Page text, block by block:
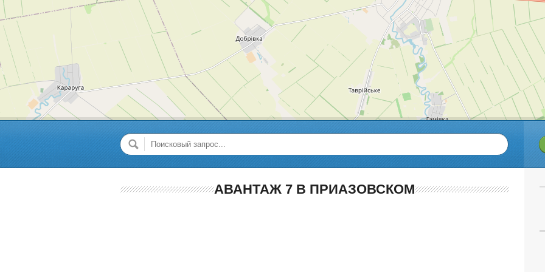
АВАНТАЖ 7 В ПРИАЗОВСКОМ